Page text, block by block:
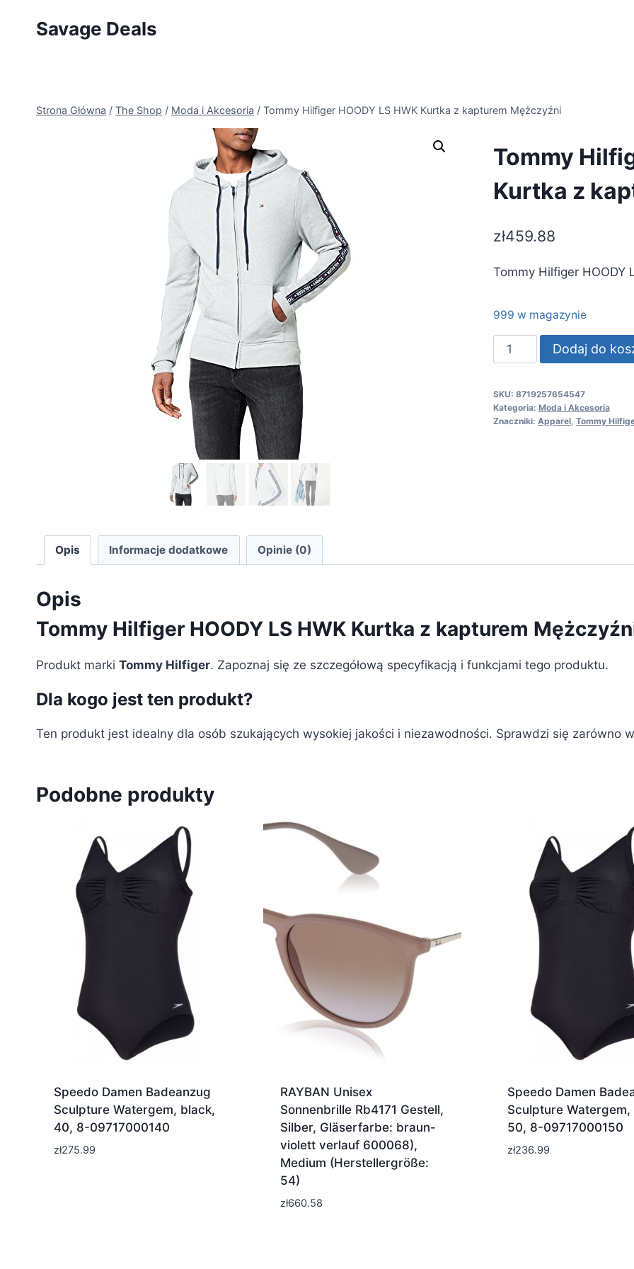
Savage Deals
Strona Główna / The Shop / Moda i Akcesoria / Tommy Hilfiger HOODY LS HWK Kurtka z kapturem Mężczyźni
Tommy
Kurtka z
zł459.88
Tommy Hilfiger HOODY
999 w magazynie
ilość
Tommy
HOODY
LS
Dodaj do
SKU: 8719257654547
Kategoria: Moda i Akcesoria
Znaczniki: Apparel, Tommy
Opis Informacje dodatkowe Opinie (0)
Opis
Tommy Hilfiger HOODY LS HWK Kurtka z kapturem
Produkt marki Tommy Hilfiger. Zapoznaj się ze szczegółową specyfikacją i funkcjami tego produktu.
Dla kogo jest ten produkt?
Ten produkt jest idealny dla osób szukających wysokiej jakości i niezawodności. Sprawdzi się zarówno
Podobne produkty
Speedo Damen Badeanzug
Sculpture Watergem, black,
40, 8-09717000140
zł275.99
RAYBAN Unisex
Sonnenbrille Rb4171 Gestell,
Silber, Gläserfarbe: braun-
violett verlauf 600068),
Medium (Herstellergröße:
54)
zł660.58
Speedo Damen
Sculpture Watergem,
50, 8-09717000150
zł236.99